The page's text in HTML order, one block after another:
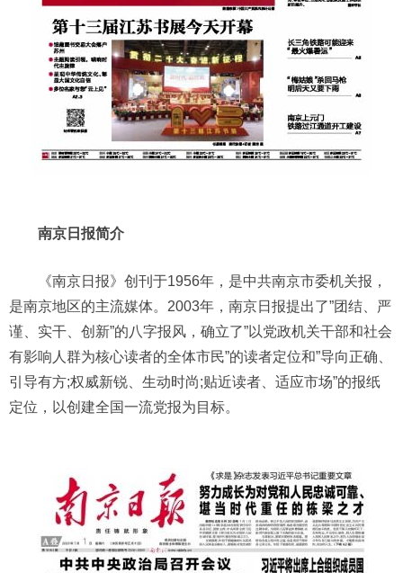
南京日报简介
《南京日报》创刊于1956年，是中共南京市委机关报，
是南京地区的主流媒体。2003年，南京日报提出了”团结、严
谨、实干、创新”的八字报风，确立了”以党政机关干部和社会
有影响人群为核心读者的全体市民”的读者定位和”导向正确、
引导有方;权威新锐、生动时尚;贴近读者、适应市场”的报纸
定位，以创建全国一流党报为目标。